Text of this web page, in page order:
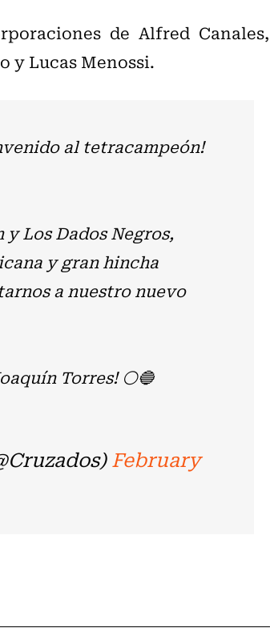
de Alfred Canales,
y Lucas Menossi.
al tetracampeón!
Los Dados Negros,
y gran hincha
a nuestro nuevo
Torres! ⚪️🔵
February